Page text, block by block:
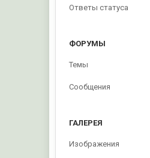
Ответы статуса
ФОРУМЫ
Темы
Сообщения
ГАЛЕРЕЯ
Изображения